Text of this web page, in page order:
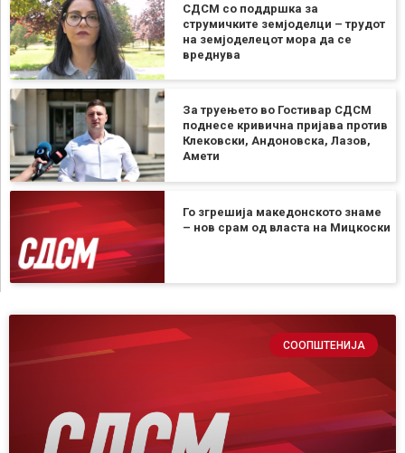
СДСМ со поддршка за
струмичките земјоделци – трудот
на земјоделецот мора да се
вреднува
За труењето во Гостивар СДСМ
поднесе кривична пријава против
Клековски, Андоновска, Лазов,
Амети
Го згрешија македонското знаме
– нов срам од власта на Мицкоски
СООПШТЕНИЈА